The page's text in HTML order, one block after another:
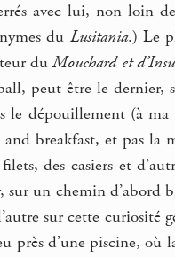
avec lui, non loin
du Lusitania.) Le
duMouchard et
peut-être le dernier,
le dépouillement (à ma
and breakfast, et pas la
des casiers et
sur un chemin d’abord
sur cette curiosité
près d’une piscine,